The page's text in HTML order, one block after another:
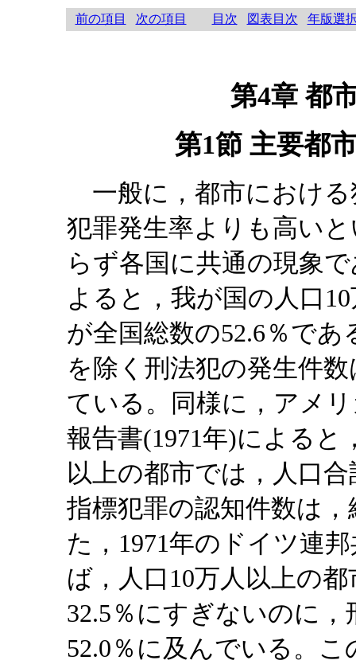
前の項目 次の項目 目次 図表目次 年版選
第4章 都
第1節 主要都
一般に，都市における
犯罪発生率よりも高い
らず各国に共通の現象
よると，我が国の人口
が全国総数の52.6％で
を除く刑法犯の発生件
ている。同様に，アメ
報告書(1971年)によると
以上の都市では，人口
指標犯罪の認知件数は
た，1971年のドイツ連
ば，人口10万人以上の
32.5％にすぎないのに
52.0％に及んでいる。